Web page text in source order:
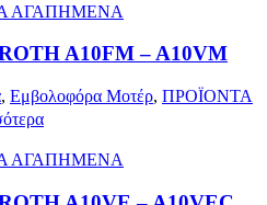
ΑΓΑΠΗΜΕΝΑ
A10FM – A10VM
, Εμβολοφόρα Μοτέρ, ΠΡΟΪΟΝΤΑ
ΑΓΑΠΗΜΕΝΑ